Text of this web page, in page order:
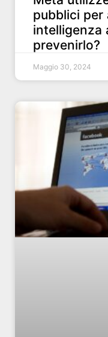
pubblici per
intelligenza
prevenirlo?
Maggio 30, 2024